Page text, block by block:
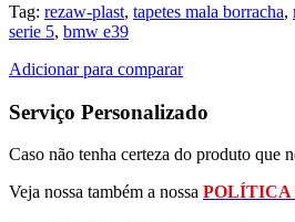
Tag: rezaw-plast, tapetes mala borracha,
serie 5, bmw e39
Adicionar para comparar
Serviço Personalizado
Caso não tenha certeza do produto que
Veja nossa também a nossa POLÍTICA